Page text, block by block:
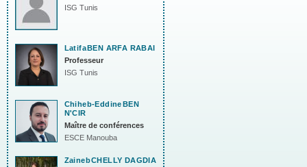
ISG Tunis
LatifaBEN ARFA RABAI
Professeur
ISG Tunis
Chiheb-EddineBEN
N'CIR
Maître de conférences
ESCE Manouba
ZainebCHELLY DAGDIA